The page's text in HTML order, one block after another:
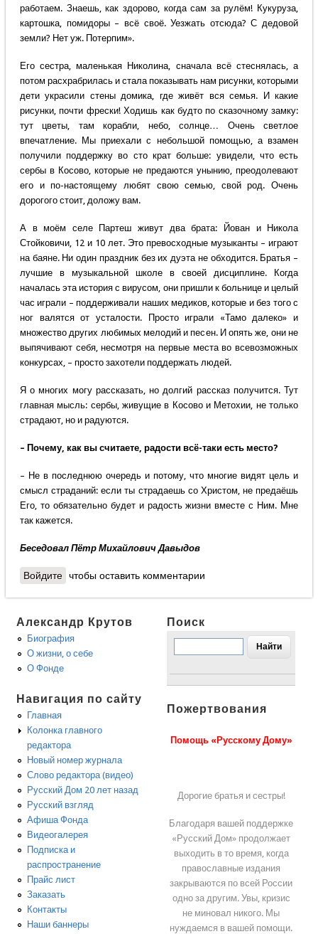
работаем. Знаешь, как здорово, когда сам за рулём! Кукуруза,
картошка, помидоры – всё своё. Уезжать отсюда? С дедовой
земли? Нет уж. Потерпим».
Его сестра, маленькая Николина, сначала всё стеснялась, а
потом расхрабрилась и стала показывать нам рисунки, которыми
дети украсили стены домика, где живёт вся семья. И какие
рисунки, почти фрески! Ходишь как будто по сказочному замку:
тут цветы, там корабли, небо, солнце… Очень светлое
впечатление. Мы приехали с небольшой помощью, а взамен
получили поддержку во сто крат больше: увидели, что есть
сербы в Косово, которые не предаются унынию, преодолевают
его и по-настоящему любят свою семью, свой род. Очень
дорогого стоит, доложу вам.
А в моём селе Партеш живут два брата: Йован и Никола
Стойковичи, 12 и 10 лет. Это превосходные музыканты – играют
на баяне. Ни один праздник без их дуэта не обходится. Братья –
лучшие в музыкальной школе в своей дисциплине. Когда
началась эта история с вирусом, они пришли к больнице и целый
час играли – поддерживали наших медиков, которые и без того с
ног валятся от усталости. Просто играли «Тамо далеко» и
множество других любимых мелодий и песен. И опять же, они не
выпячивают себя, несмотря на первые места во всевозможных
конкурсах, – просто захотели поддержать людей.
Я о многих могу рассказать, но долгий рассказ получится. Тут
главная мысль: сербы, живущие в Косово и Метохии, не только
страдают, но и радуются.
– Почему, как вы считаете, радости всё-таки есть место?
– Не в последнюю очередь и потому, что многие видят цель и
смысл страданий: если ты страдаешь со Христом, не предаёшь
Его, то обязательно будет и радость жизни вместе с Ним. Мне
так кажется.
Беседовал Пётр Михайлович Давыдов
Войдите чтобы оставить комментарии
Александр Крутов
Биография
О жизни, о себе
О Фонде
Навигация по сайту
Главная
Колонка главного
редактора
Новый номер журнала
Слово редактора (видео)
Русский Дом 20 лет назад
Русский взгляд
Афиша Фонда
Видеогалерея
Подписка и
распространение
Прайс лист
Заказать
Контакты
Наши баннеры
Поиск
Пожертвования
Помощь «Русскому Дому»
Дорогие братья и сестры!
Благодаря вашей поддержке
«Русский Дом» продолжает
выходить в то время, когда
православные издания
закрываются по всей России
одно за другим. Увы, кризис
не миновал никого. Мы
нуждаемся в вашей помощи.